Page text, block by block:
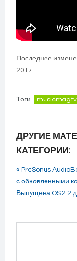
Последнее
2017
Теги
ДРУГИЕ
КАТЕГОРИИ:
« PreSonus
с обновленными
Выпущена OS 2.2